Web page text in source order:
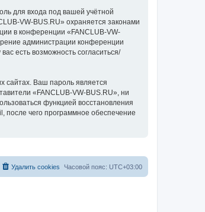
для входа под вашей учётной
VW-BUS.RU» охраняется законами
в конференции «FANCLUB-VW-
администрации конференции
есть возможность согласиться/
сайтах. Ваш пароль является
«FANCLUB-VW-BUS.RU», ни
функцией восстановления
чего программное обеспечение
Часовой пояс: UTC+03:00
Удалить cookies